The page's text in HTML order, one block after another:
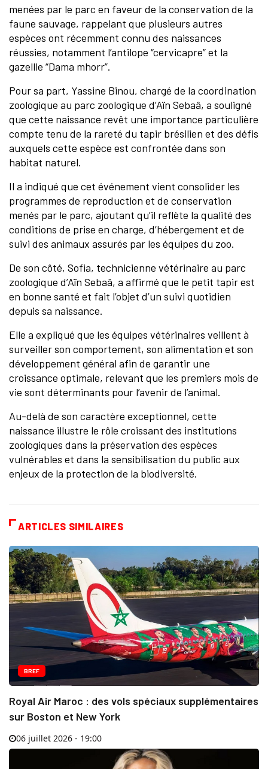
menées par le parc en faveur de la conservation de la
faune sauvage, rappelant que plusieurs autres
espèces ont récemment connu des naissances
réussies, notamment l’antilope “cervicapre” et la
gazellle “Dama mhorr”.
Pour sa part, Yassine Binou, chargé de la coordination
zoologique au parc zoologique d’Aïn Sebaâ, a souligné
que cette naissance revêt une importance particulière
compte tenu de la rareté du tapir brésilien et des défis
auxquels cette espèce est confrontée dans son
habitat naturel.
Il a indiqué que cet événement vient consolider les
programmes de reproduction et de conservation
menés par le parc, ajoutant qu’il reflète la qualité des
conditions de prise en charge, d’hébergement et de
suivi des animaux assurés par les équipes du zoo.
De son côté, Sofia, technicienne vétérinaire au parc
zoologique d’Aïn Sebaâ, a affirmé que le petit tapir est
en bonne santé et fait l’objet d’un suivi quotidien
depuis sa naissance.
Elle a expliqué que les équipes vétérinaires veillent à
surveiller son comportement, son alimentation et son
développement général afin de garantir une
croissance optimale, relevant que les premiers mois de
vie sont déterminants pour l’avenir de l’animal.
Au-delà de son caractère exceptionnel, cette
naissance illustre le rôle croissant des institutions
zoologiques dans la préservation des espèces
vulnérables et dans la sensibilisation du public aux
enjeux de la protection de la biodiversité.
ARTICLES SIMILAIRES
BREF
Royal Air Maroc : des vols spéciaux supplémentaires
sur Boston et New York
06 juillet 2026 - 19:00